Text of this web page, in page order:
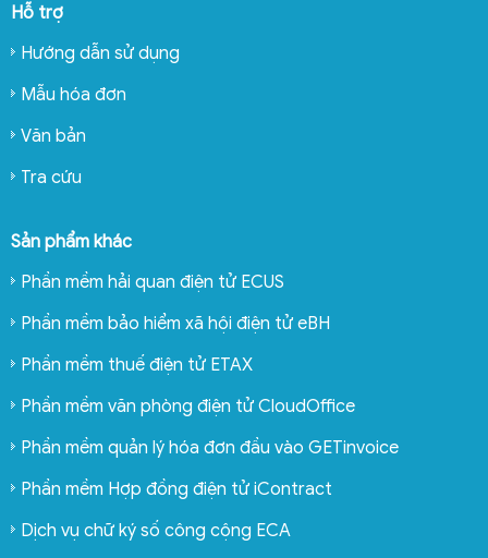
Hỗ trợ
Hướng dẫn sử dụng
Mẫu hóa đơn
Văn bản
Tra cứu
Sản phẩm khác
Phần mềm hải quan điện tử ECUS
Phần mềm bảo hiểm xã hội điện tử eBH
Phần mềm thuế điện tử ETAX
Phần mềm văn phòng điện tử CloudOffice
Phần mềm quản lý hóa đơn đầu vào GETinvoice
Phần mềm Hợp đồng điện tử iContract
Dịch vụ chữ ký số công cộng ECA